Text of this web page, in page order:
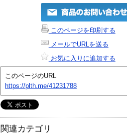
このページを印刷する
メールでURLを送る
お気に入りに追加する
このページのURL
https://plth.me/41231788
関連カテゴリ